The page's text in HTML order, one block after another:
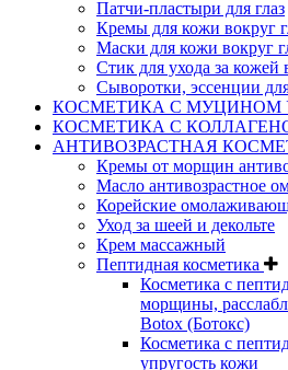
Патчи-пластыри для глаз
Кремы для кожи вокруг
Маски для кожи вокруг
Стик для ухода за кожей
Сыворотки, эссенции
КОСМЕТИКА С МУЦИНОМ
КОСМЕТИКА С
АНТИВОЗРАСТНАЯ
Кремы от морщин
Масло антивозрастное
Корейские
Уход за шеей и декольте
Крем массажный
Пептидная косметика
Косметика с
морщины,
Botox (Ботокс)
Косметика с
упругость кожи